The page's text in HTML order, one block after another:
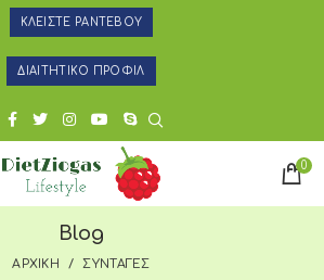
ΚΛΕΙΣΤΕ ΡΑΝΤΕΒΟΥ
ΔΙΑΙΤΗΤΙΚΟ ΠΡΟΦΙΛ
0
Blog
ΑΡΧΙΚΗ ΣΥΝΤΑΓΕΣ